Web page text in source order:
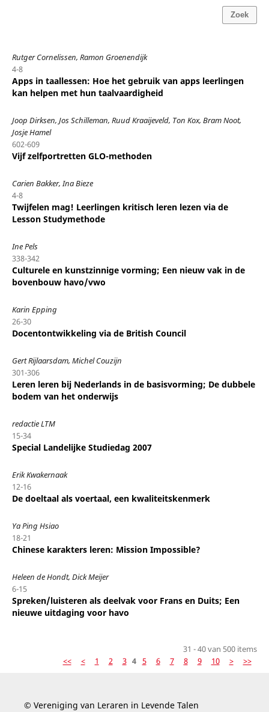
Zoek
Rutger Cornelissen, Ramon Groenendijk
4-8
Apps in taallessen: Hoe het gebruik van apps leerlingen
kan helpen met hun taalvaardigheid
Joop Dirksen, Jos Schilleman, Ruud Kraaijeveld, Ton Kox, Bram Noot,
Josje Hamel
602-609
Vijf zelfportretten GLO-methoden
Carien Bakker, Ina Bieze
4-8
Twijfelen mag! Leerlingen kritisch leren lezen via de
Lesson Studymethode
Ine Pels
338-342
Culturele en kunstzinnige vorming; Een nieuw vak in de
bovenbouw havo/vwo
Karin Epping
26-30
Docentontwikkeling via de British Council
Gert Rijlaarsdam, Michel Couzijn
301-306
Leren leren bij Nederlands in de basisvorming; De dubbele
bodem van het onderwijs
redactie LTM
15-34
Special Landelijke Studiedag 2007
Erik Kwakernaak
12-16
De doeltaal als voertaal, een kwaliteitskenmerk
Ya Ping Hsiao
18-21
Chinese karakters leren: Mission Impossible?
Heleen de Hondt, Dick Meijer
6-15
Spreken/luisteren als deelvak voor Frans en Duits; Een
nieuwe uitdaging voor havo
31 - 40 van 500 items
<<
< 1 2 3 4 5 6 7 8 9 10 > >>
© Vereniging van Leraren in Levende Talen